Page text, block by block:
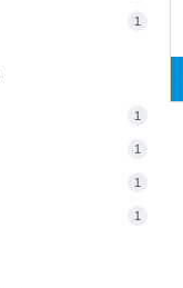
1
1
1
1
1